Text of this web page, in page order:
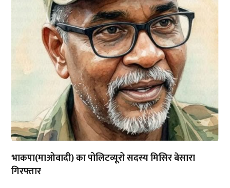
भाकपा(माओवादी) का पोलिटव्यूरो सदस्य मिसिर बेसारा
गिरफ्तार